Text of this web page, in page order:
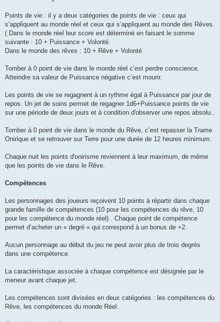
Points de vie : il y a deux catégories de points de vie : ceux qui
s’appliquent au monde réel et ceux qui s’appliquent au monde des Rêves.
( Dans le monde réel leur score est déterminé en faisant le somme
suivante : 10 + Puissance + Volonté.
Dans le monde des rêves : 10 + Rêve + Volonté
Tomber à 0 point de vie dans le monde réel c’est perdre conscience.
Atteindre sa valeur de Puissance négative c’est mourir.
Les points de vie se regagnent à un rythme égal à Puissance par jour de
repos. Un jet de soins permet de regagner 1d6+Puissance points de vie
sur une période de deux jours et à condition d'observer une repos absolu..
Tomber à 0 point de vie dans le monde du Rêve, c’est repasser la Trame
Onirique et se retrouver sur Terre pour une durée de 12 heures minimum.
Chaque nuit les points d'onirisme reviennent à leur maximum, de même
que les points de vie dans le Rêve.
Compétences
Les personnages des joueurs reçoivent 10 points à répartir dans chaque
grande famille de compétences (10 pour les compétences du rêve, 10
pour les compétence du monde réel) . Chaque point de compétence
permet d’acheter un « degré » qui correspond à un bonus de +2.
Aucun personnage au début du jeu ne peut avoir plus de trois degrés
dans une compétence.
La caractéristique associée à chaque compétence est désignée par le
meneur avant chaque jet.
Les compétences sont divisées en deux catégories : les compétences du
Rêve, les compétences du monde Réel.